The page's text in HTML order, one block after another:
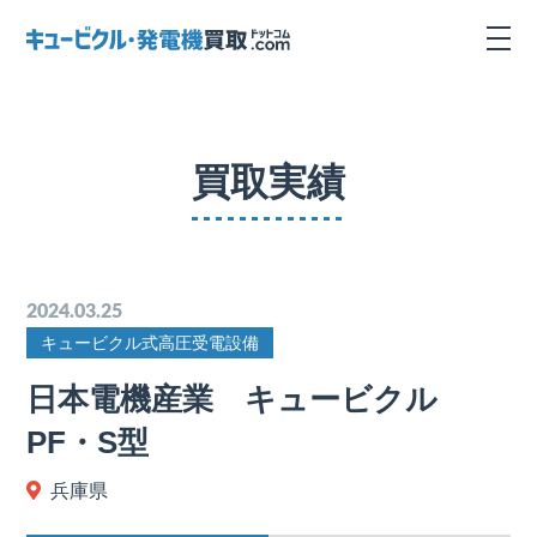
買取実績
2024.03.25
キュービクル式高圧受電設備
日本電機産業 キュービクル
PF・S型
兵庫県